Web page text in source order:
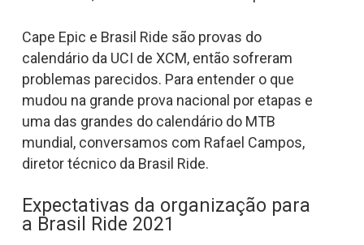
Cape Epic e Brasil Ride são provas do
calendário da UCI de XCM, então sofreram
problemas parecidos. Para entender o que
mudou na grande prova nacional por etapas e
uma das grandes do calendário do MTB
mundial, conversamos com Rafael Campos,
diretor técnico da Brasil Ride.
Expectativas da organização para
a Brasil Ride 2021